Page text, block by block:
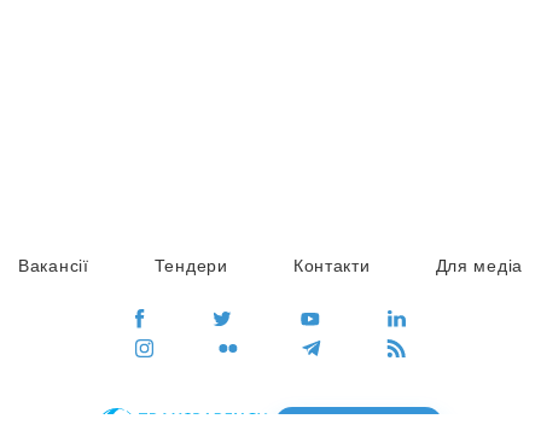
Вакансії Тендери Контакти Для медіа